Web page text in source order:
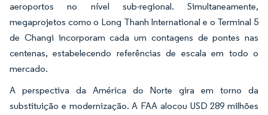
aeroportos no nível sub-regional. Simultaneamente,
megaprojetos como o Long Thanh International e o Terminal 5
de Changi incorporam cada um contagens de pontes nas
centenas, estabelecendo referências de escala em todo o
mercado.
A perspectiva da América do Norte gira em torno da
substituição e modernização. A FAA alocou USD 289 milhões